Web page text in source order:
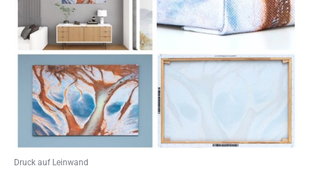
Druck auf Leinwand